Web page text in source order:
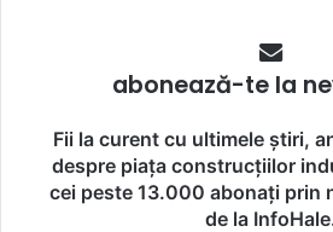
abonează-te la
Fii la curent cu ultimele știri,
despre piața construcțiilor
cei peste 13.000 abonați prin
de la